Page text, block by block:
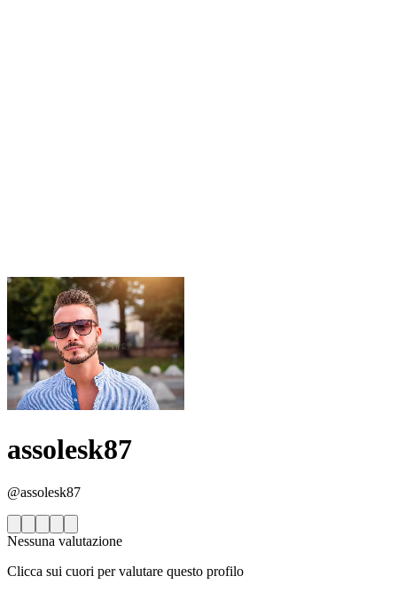
assolesk87
@assolesk87
Nessuna valutazione
Clicca sui cuori per valutare questo profilo